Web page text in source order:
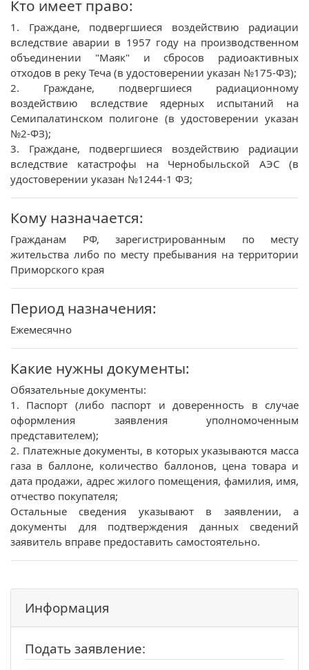
Кто имеет право:
1. Граждане, подвергшиеся воздействию радиации
вследствие аварии в 1957 году на производственном
объединении "Маяк" и сбросов радиоактивных
отходов в реку Теча (в удостоверении указан №175-ФЗ);
2. Граждане, подвергшиеся радиационному
воздействию вследствие ядерных испытаний на
Семипалатинском полигоне (в удостоверении указан
№2-ФЗ);
3. Граждане, подвергшиеся воздействию радиации
вследствие катастрофы на Чернобыльской АЭС (в
удостоверении указан №1244-1 ФЗ;
Кому назначается:
Гражданам РФ, зарегистрированным по месту
жительства либо по месту пребывания на территории
Приморского края
Период назначения:
Ежемесячно
Какие нужны документы:
Обязательные документы:
1. Паспорт (либо паспорт и доверенность в случае
оформления заявления уполномоченным
представителем);
2. Платежные документы, в которых указываются масса
газа в баллоне, количество баллонов, цена товара и
дата продажи, адрес жилого помещения, фамилия, имя,
отчество покупателя;
Остальные сведения указывают в заявлении, а
документы для подтверждения данных сведений
заявитель вправе предоставить самостоятельно.
Информация
Подать заявление: